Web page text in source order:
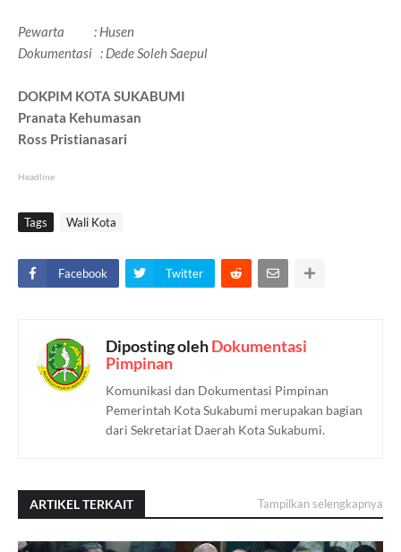
Pewarta : Husen
Dokumentasi : Dede Soleh Saepul
DOKPIM KOTA SUKABUMI
Pranata Kehumasan
Ross Pristianasari
Headline
Tags Wali Kota
Facebook Twitter
Diposting olehDokumentasi
Pimpinan
Komunikasi dan Dokumentasi Pimpinan
Pemerintah Kota Sukabumi merupakan bagian
dari Sekretariat Daerah Kota Sukabumi.
ARTIKEL TERKAIT Tampilkan selengkapnya